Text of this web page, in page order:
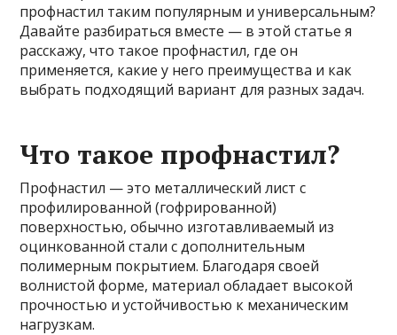
профнастил таким популярным и универсальным?
Давайте разбираться вместе — в этой статье я
расскажу, что такое профнастил, где он
применяется, какие у него преимущества и как
выбрать подходящий вариант для разных задач.
Что такое профнастил?
Профнастил — это металлический лист с
профилированной (гофрированной)
поверхностью, обычно изготавливаемый из
оцинкованной стали с дополнительным
полимерным покрытием. Благодаря своей
волнистой форме, материал обладает высокой
прочностью и устойчивостью к механическим
нагрузкам.